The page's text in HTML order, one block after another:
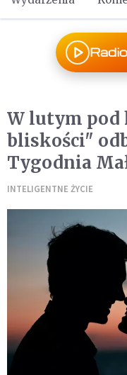
W lutym pod
bliskości"
Tygodnia
INTELIGENTNE ŻYCIE